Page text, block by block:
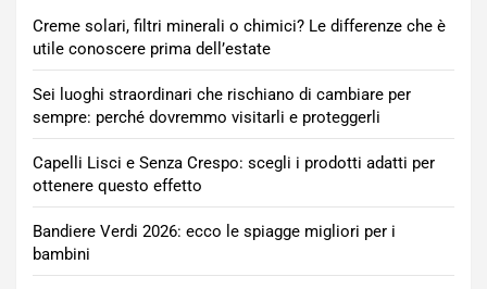
Creme solari, filtri minerali o chimici? Le differenze che è
utile conoscere prima dell’estate
Sei luoghi straordinari che rischiano di cambiare per
sempre: perché dovremmo visitarli e proteggerli
Capelli Lisci e Senza Crespo: scegli i prodotti adatti per
ottenere questo effetto
Bandiere Verdi 2026: ecco le spiagge migliori per i
bambini